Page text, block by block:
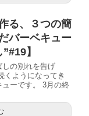
る、３つの簡
バーベキュー
】
の別れを告げ
ようになってき
ーです。 3月の終